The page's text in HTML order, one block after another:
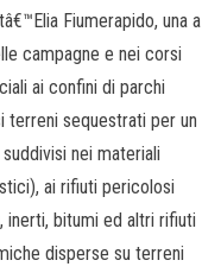
Fiumerapido, una a
campagne e nei corsi
ai confini di parchi
sequestrati per un
nei materiali
ai rifiuti pericolosi
inerti, bitumi ed altri rifiuti
disperse su terreni